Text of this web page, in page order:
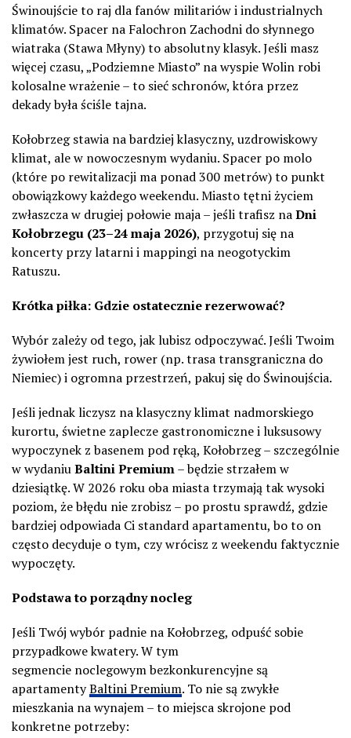
Świnoujście to raj dla fanów militariów i industrialnych
klimatów. Spacer na Falochron Zachodni do słynnego
wiatraka (Stawa Młyny) to absolutny klasyk. Jeśli masz
więcej czasu, „Podziemne Miasto” na wyspie Wolin robi
kolosalne wrażenie – to sieć schronów, która przez
dekady była ściśle tajna.
Kołobrzeg stawia na bardziej klasyczny, uzdrowiskowy
klimat, ale w nowoczesnym wydaniu. Spacer po molo
(które po rewitalizacji ma ponad 300 metrów) to punkt
obowiązkowy każdego weekendu. Miasto tętni życiem
zwłaszcza w drugiej połowie maja – jeśli trafisz naDni
Kołobrzegu (23–24 maja 2026), przygotuj się na
koncerty przy latarni i mappingi na neogotyckim
Ratuszu.
Krótka piłka: Gdzie ostatecznie rezerwować?
Wybór zależy od tego, jak lubisz odpoczywać. Jeśli Twoim
żywiołem jest ruch, rower (np. trasa transgraniczna do
Niemiec) i ogromna przestrzeń, pakuj się do Świnoujścia.
Jeśli jednak liczysz na klasyczny klimat nadmorskiego
kurortu, świetne zaplecze gastronomiczne i luksusowy
wypoczynek z basenem pod ręką, Kołobrzeg – szczególnie
w wydaniuBaltini Premium– będzie strzałem w
dziesiątkę. W 2026 roku oba miasta trzymają tak wysoki
poziom, że błędu nie zrobisz – po prostu sprawdź, gdzie
bardziej odpowiada Ci standard apartamentu, bo to on
często decyduje o tym, czy wrócisz z weekendu faktycznie
wypoczęty.
Podstawa to porządny nocleg
Jeśli Twój wybór padnie na Kołobrzeg, odpuść sobie
przypadkowe kwatery. W tym
segmencie noclegowym bezkonkurencyjne są
apartamentyBaltini Premium. To nie są zwykłe
mieszkania na wynajem – to miejsca skrojone pod
konkretne potrzeby: